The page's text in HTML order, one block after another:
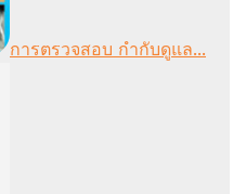
การตรวจสอบ กำกับดูแล...